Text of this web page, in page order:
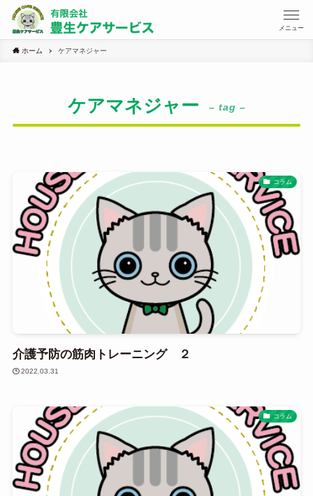
メニュー
ホーム ケアマネジャー
ケアマネジャー – tag –
コラム
介護予防の筋肉トレーニング ２
2022.03.31
コラム